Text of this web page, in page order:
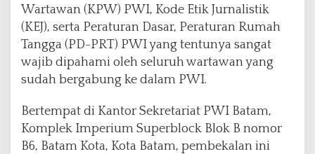
a
a
w
a
d
n
P
Wartawan (KPW) PWI, Kode Etik Jurnalistik
(KEJ), serta Peraturan Dasar, Peraturan Rumah
Tangga (PD-PRT) PWI yang tentunya sangat
wajib dipahami oleh seluruh wartawan yang
sudah bergabung ke dalam PWI.
Bertempat di Kantor Sekretariat PWI Batam,
Komplek Imperium Superblock Blok B nomor
B6, Batam Kota, Kota Batam, pembekalan ini